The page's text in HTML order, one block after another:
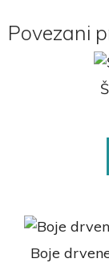
Povezani
Boje